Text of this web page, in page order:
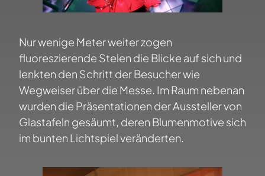
Nur wenige Meter weiter zogen
fluoreszierende Stelen die Blicke auf sich und
lenkten den Schritt der Besucher wie
Wegweiser über die Messe. Im Raum nebenan
wurden die Präsentationen der Aussteller von
Glastafeln gesäumt, deren Blumenmotive sich
im bunten Lichtspiel veränderten.